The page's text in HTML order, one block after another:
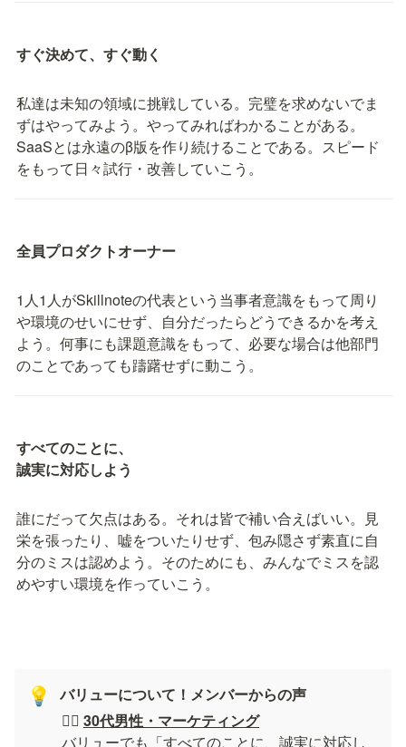
すぐ決めて、すぐ動く
私達は未知の領域に挑戦している。完璧を求めないでま
ずはやってみよう。やってみればわかることがある。
SaaSとは永遠のβ版を作り続けることである。スピード
をもって⽇々試⾏・改善していこう。
全員プロダクトオーナー
1⼈1⼈がSkillnoteの代表という当事者意識をもって周り
や環境のせいにせず、⾃分だったらどうできるかを考え
よう。何事にも課題意識をもって、必要な場合は他部⾨
のことであっても躊躇せずに動こう。
すべてのことに、
誠実に対応しよう
誰にだって⽋点はある。それは皆で補い合えばいい。⾒
栄を張ったり、嘘をついたりせず、包み隠さず素直に⾃
分のミスは認めよう。そのためにも、みんなでミスを認
めやすい環境を作っていこう。
💡
バリューについて！メンバーからの声
🙆‍♂️ 30代男性・マーケティング
バリューでも「すべてのことに、誠実に対応し